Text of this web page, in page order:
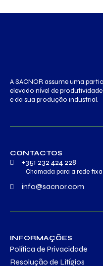
A SACNOR assume uma
elevado nível de
e da sua produção industrial.
CONTACTOS
+351 232 424 228
Chamada para a rede
info@sacnor.com
INFORMAÇÕES
Política de Privacidade
Resolução de Litígios